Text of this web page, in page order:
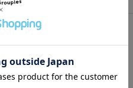
はリュックタイプに、お買い物
バッグと、どんなシーンでも大
テル 金具：亜鉛合金、鉄、真鍮
ク